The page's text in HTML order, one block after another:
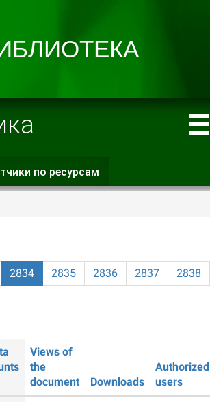
по ресурсам
вкладка)
2834 2835 2836 2837
2838
Views of
the
document
Downloads
Authorized
users